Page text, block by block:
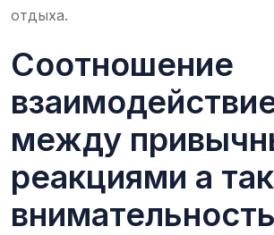
отдыха.
Соотношение
между
реакциями а